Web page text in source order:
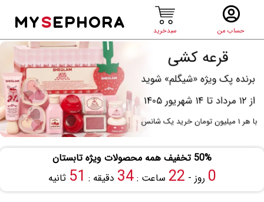
حساب من سبدخرید
MYSEPHORA
50% تخفیف همه محصولات ویژه تابستان
0 روز - 22 ساعت :34 دقیقه : 50 ثانیه